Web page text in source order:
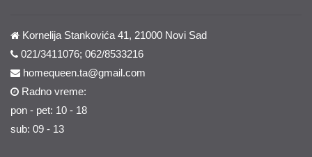
Kornelija Stankovića 41, 21000 Novi Sad
021/3411076; 062/8533216
homequeen.ta@gmail.com
Radno vreme:
pon - pet: 10 - 18
sub: 09 - 13